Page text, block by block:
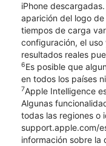
iPhone
aparición del logo
tiempos de carga
configuración, el
resultados reales
6Es posible que
en todos los países
7Apple Intelligence
Algunas
todas las regiones o
support.apple.com/
información sobre la